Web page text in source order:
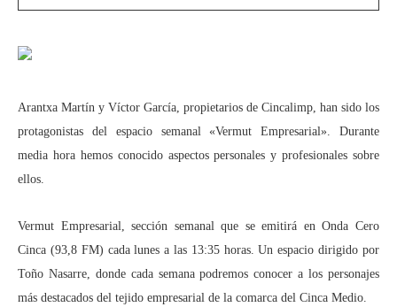
Arantxa Martín y Víctor García, propietarios de Cincalimp, han sido los
protagonistas del espacio semanal «Vermut Empresarial». Durante
media hora hemos conocido aspectos personales y profesionales sobre
ellos.
Vermut Empresarial, sección semanal que se emitirá en Onda Cero
Cinca (93,8 FM) cada lunes a las 13:35 horas. Un espacio dirigido por
Toño Nasarre, donde cada semana podremos conocer a los personajes
más destacados del tejido empresarial de la comarca del Cinca Medio.